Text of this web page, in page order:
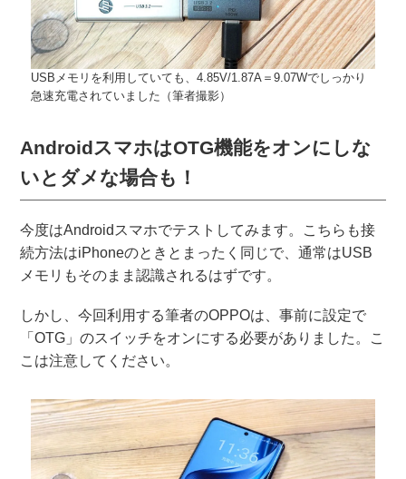
USBメモリを利用していても、4.85V/1.87A＝9.07Wでしっかり
急速充電されていました（筆者撮影）
AndroidスマホはOTG機能をオンにしな
いとダメな場合も！
今度はAndroidスマホでテストしてみます。こちらも接
続方法はiPhoneのときとまったく同じで、通常はUSB
メモリもそのまま認識されるはずです。
しかし、今回利用する筆者のOPPOは、事前に設定で
「OTG」のスイッチをオンにする必要がありました。こ
こは注意してください。